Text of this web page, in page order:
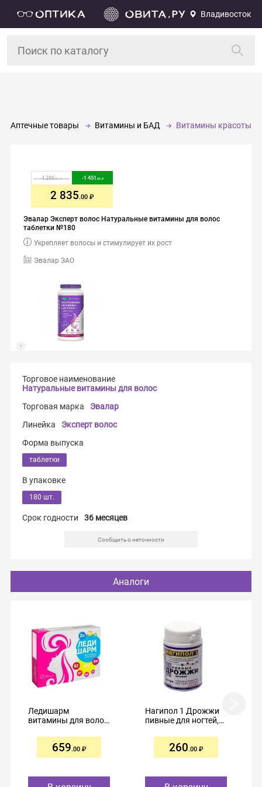
Владивосток
Аптечные товары Витамины и БАД Витамины красоты
Эвалар Эксперт волос Натуральные витамины для волос
таблетки №180
Эвалар ЗАО
Укрепляет волосы и стимулирует их рост
4 286.00 -1 451 .00
2 835.00
Торговое наименование
Натуральные витамины для волос
Торговая марка
Эвалар
Линейка
Эксперт волос
Форма выпуска
таблетки
В упаковке
180 шт.
Срок годности 36 месяцев
Сообщить о неточности
Аналоги
Ледишарм
витамины для волос
659.00
Нагипол 1 Дрожжи
пивные для ногтей,
таблетки №100
260.00